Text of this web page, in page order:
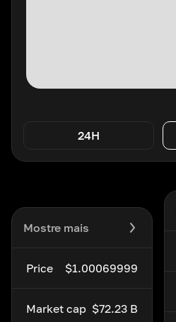
24H
Mostre mais
Price $1.00069999
Market cap $72.23 B